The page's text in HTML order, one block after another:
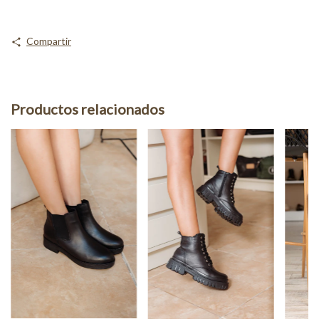
Compartir
Productos relacionados